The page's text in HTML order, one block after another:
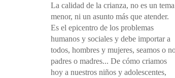
La calidad de la crianza, no es un tema
menor, ni un asunto más que atender.
Es el epicentro de los problemas
humanos y sociales y debe importar a
todos, hombres y mujeres, seamos o
padres o madres... De cómo criamos
hoy a nuestros niños y adolescentes,